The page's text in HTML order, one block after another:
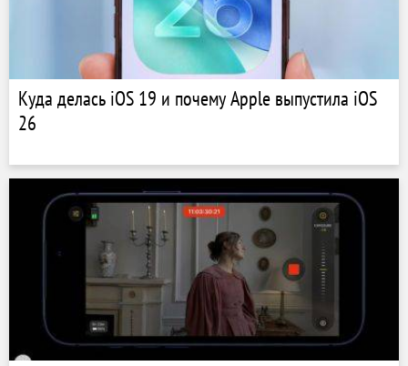
Куда делась iOS 19 и почему Apple выпустила iOS
26